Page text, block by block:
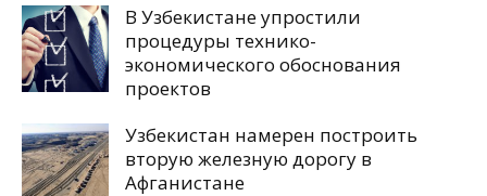
В Узбекистане упростили
процедуры технико-
экономического обоснования
проектов
Узбекистан намерен построить
вторую железную дорогу в
Афганистане